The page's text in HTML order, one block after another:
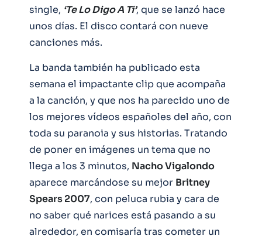
single, ‘Te Lo Digo A Ti’, que se lanzó hace
unos días. El disco contará con nueve
canciones más.
La banda también ha publicado esta
semana el impactante clip que acompaña
a la canción, y que nos ha parecido uno de
los mejores vídeos españoles del año, con
toda su paranoia y sus historias. Tratando
de poner en imágenes un tema que no
llega a los 3 minutos, Nacho Vigalondo
aparece marcándose su mejor Britney
Spears 2007, con peluca rubia y cara de
no saber qué narices está pasando a su
alrededor, en comisaría tras cometer un